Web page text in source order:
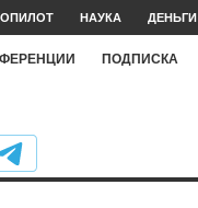
НАУКА ДЕНЬГИ
ПОДПИСКА